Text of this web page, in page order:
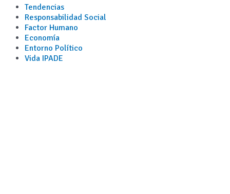
Tendencias
Responsabilidad Social
Factor Humano
Economía
Entorno Político
Vida IPADE